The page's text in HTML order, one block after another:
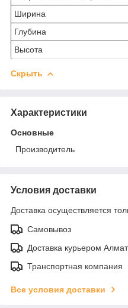
Ширина
Глубина
Высота
Скрыть
Характеристики
Основные
Производитель
Условия доставки
Доставка осуществляется
Самовывоз
Доставка курьером
Транспортная компания
Все условия доставки